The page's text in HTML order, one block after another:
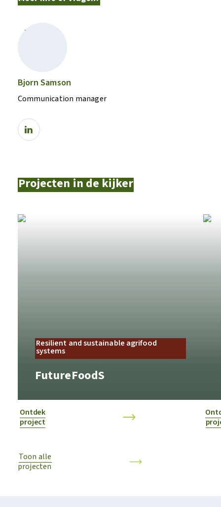
Bjorn Samson
Communication manager
Projecten in de kijker
Resilient and sustainable agrifood
systems
FutureFoodS
Ontdek
project
Toon alle
projecten